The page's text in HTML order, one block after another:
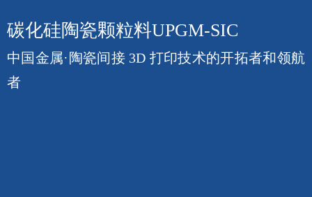
碳化硅陶瓷颗粒料UPGM-SIC
中国金属·陶瓷间接 3D 打印技术的开拓者和领航
者